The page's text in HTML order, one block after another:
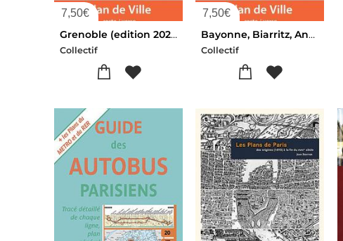
7,50€
Grenoble (edition 2026)
Collectif
7,50€
Bayonne, Biarritz, Anglet (edition 2026)
Collectif